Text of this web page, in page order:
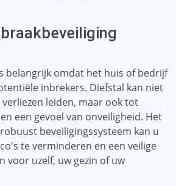
belangrijk omdat het huis of bedrijf
inbrekers. Diefstal kan niet
leiden, maar ook tot
een gevoel van onveiligheid. Het
beveiligingssysteem kan u
te verminderen en een veilige
voor uzelf, uw gezin of uw